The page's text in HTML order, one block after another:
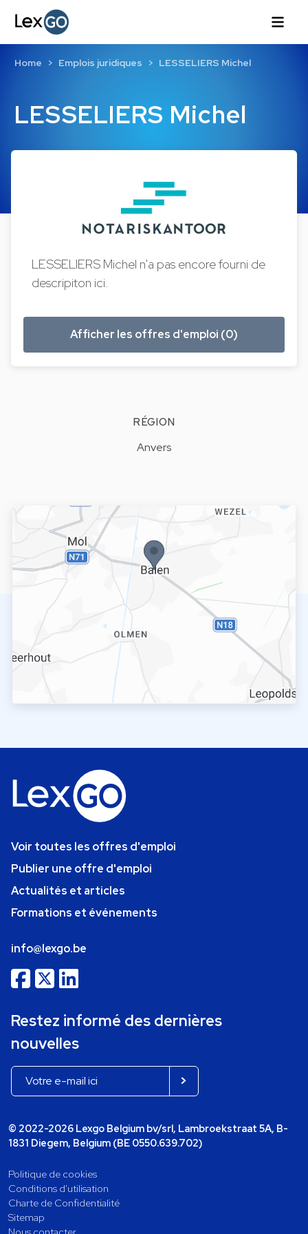
LESSELIERS Michel
Home Emplois juridiques LESSELIERS Michel
LESSELIERS Michel n'a pas encore fourni de
descripiton ici.
Afficher les offres d'emploi (0)
RÉGION
Anvers
Voir toutes les offres d'emploi
Publier une offre d'emploi
Actualités et articles
Formations et événements
info@lexgo.be
Restez informé des dernières
nouvelles
© 2022-2026 Lexgo Belgium bv/srl, Lambroekstraat 5A, B-
1831 Diegem, Belgium (BE 0550.639.702)
Politique de cookies
Conditions d'utilisation
Charte de Confidentialité
Sitemap